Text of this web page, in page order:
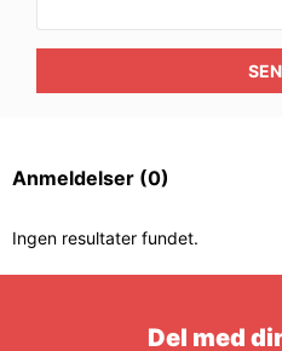
Anmeldelser (0)
Ingen resultater fundet.
Del med